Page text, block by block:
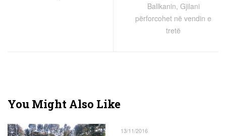
Ballkanin, Gjilani
përforcohet në vendin e
tretë
You Might Also Like
13/11/2016